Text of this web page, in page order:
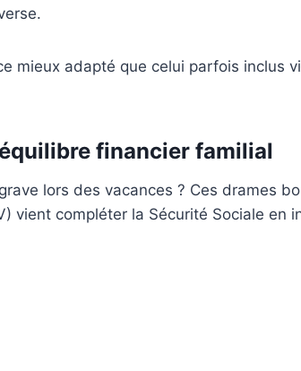
mieux adapté que celui parfois inclus
financier familial
lors des vacances ? Ces drames
vient compléter la Sécurité Sociale en